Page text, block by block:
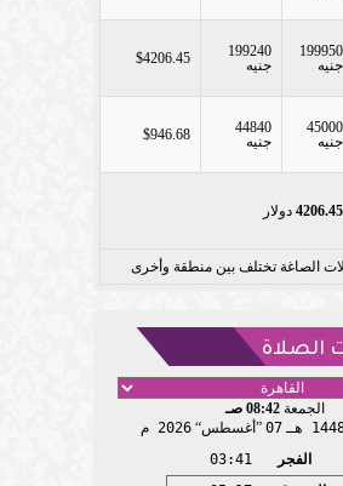
199950
جنيه
199240
جنيه
$4206.45
45000
جنيه
44840
جنيه
$946.68
4206.45 دولار
الصاغة تختلف بين منطقة وأخرى
الصلاة
الجمعة 08:42 صـ
هـ 07 أغسطس 2026 م
الفجر
03:41